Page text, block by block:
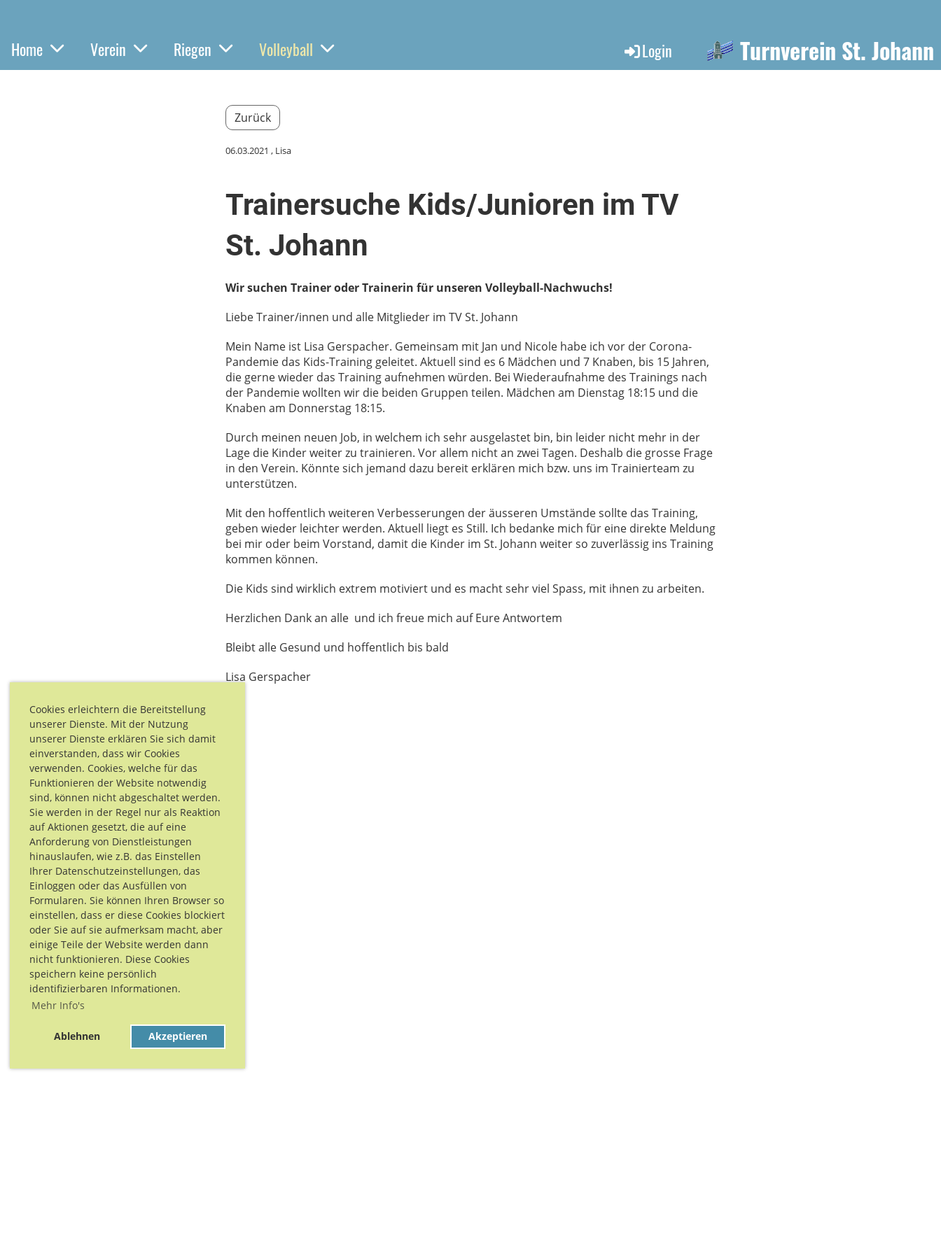
Cookies erleichtern die Bereitstellung
unserer Dienste. Mit der Nutzung
unserer Dienste erklären Sie sich damit
einverstanden, dass wir Cookies
verwenden. Cookies, welche für das
Funktionieren der Website notwendig
sind, können nicht abgeschaltet werden.
Sie werden in der Regel nur als Reaktion
auf Aktionen gesetzt, die auf eine
Anforderung von Dienstleistungen
hinauslaufen, wie z.B. das Einstellen
Ihrer Datenschutzeinstellungen, das
Einloggen oder das Ausfüllen von
Formularen. Sie können Ihren Browser so
einstellen, dass er diese Cookies blockiert
oder Sie auf sie aufmerksam macht, aber
einige Teile der Website werden dann
nicht funktionieren. Diese Cookies
speichern keine persönlich
identifizierbaren Informationen.
Mehr Info's
Ablehnen Akzeptieren
Home Verein Riegen Volleyball Login Turnverein St. Johann
Zurück
06.03.2021 , Lisa
Trainersuche Kids/Junioren im TV
St. Johann
Wir suchen Trainer oder Trainerin für unseren Volleyball-Nachwuchs!
Liebe Trainer/innen und alle Mitglieder im TV St. Johann
Mein Name ist Lisa Gerspacher. Gemeinsam mit Jan und Nicole habe ich vor der Corona-
Pandemie das Kids-Training geleitet. Aktuell sind es 6 Mädchen und 7 Knaben, bis 15 Jahren,
die gerne wieder das Training aufnehmen würden. Bei Wiederaufnahme des Trainings nach
der Pandemie wollten wir die beiden Gruppen teilen. Mädchen am Dienstag 18:15 und die
Knaben am Donnerstag 18:15.
Durch meinen neuen Job, in welchem ich sehr ausgelastet bin, bin leider nicht mehr in der
Lage die Kinder weiter zu trainieren. Vor allem nicht an zwei Tagen. Deshalb die grosse Frage
in den Verein. Könnte sich jemand dazu bereit erklären mich bzw. uns im Trainierteam zu
unterstützen.
Mit den hoffentlich weiteren Verbesserungen der äusseren Umstände sollte das Training,
geben wieder leichter werden. Aktuell liegt es Still. Ich bedanke mich für eine direkte Meldung
bei mir oder beim Vorstand, damit die Kinder im St. Johann weiter so zuverlässig ins Training
kommen können.
Die Kids sind wirklich extrem motiviert und es macht sehr viel Spass, mit ihnen zu arbeiten.
Herzlichen Dank an alle und ich freue mich auf Eure Antwortem
Bleibt alle Gesund und hoffentlich bis bald
Lisa Gerspacher